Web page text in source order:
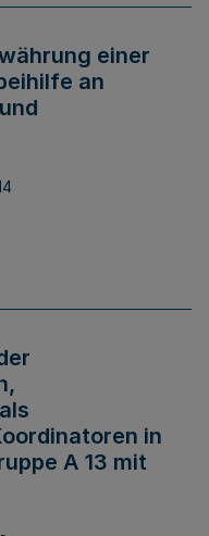
einer
an
in
A 13 mit